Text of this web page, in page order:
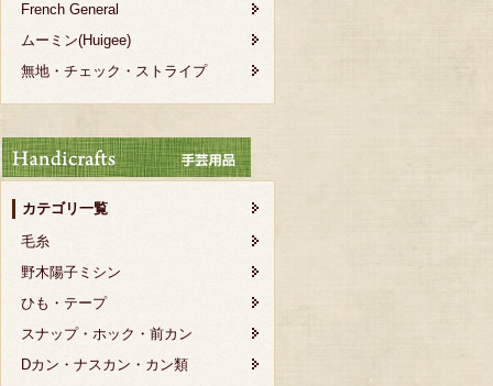
French General
ムーミン(Huigee)
無地・チェック・ストライプ
カテゴリ一覧
毛糸
野木陽子ミシン
ひも・テープ
スナップ・ホック・前カン
Dカン・ナスカン・カン類